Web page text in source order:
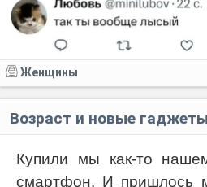
Женщины
Возраст и новые гаджеты
Купили мы как-то
смартфон. И пришлось